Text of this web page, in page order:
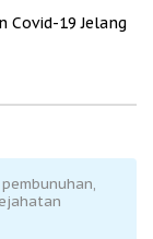
Covid-19 Jelang